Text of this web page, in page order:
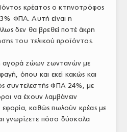
κρέατος ο κτηνοτρόφος
ΦΠΑ. Αυτή είναι η
δεν θα βρεθεί ποτέ άκρη
του τελικού προϊόντος.
αγορά ζώων ζωντανών με
όπου και εκεί κακώς και
συντελεστής ΦΠΑ 24%, με
να έχουν λαμβάνειν
καθώς πωλούν κρέας με
γνωρίζετε πόσο δύσκολα